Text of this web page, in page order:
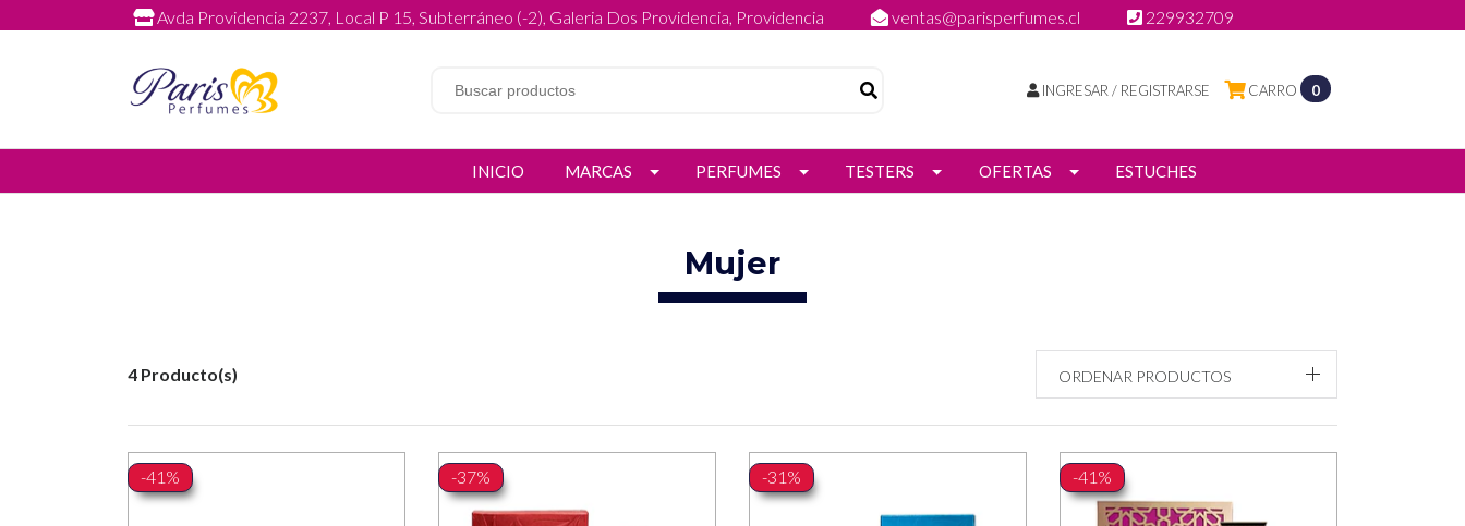
Avda Providencia 2237, Local P 15, Subterráneo (-2), Galeria Dos Providencia, Providencia ventas@parisperfumes.cl 229932709
CARRO 0
INGRESAR / REGISTRARSE
INICIO MARCAS PERFUMES TESTERS OFERTAS ESTUCHES
Mujer
4 Producto(s) ORDENAR PRODUCTOS
-41% -37% -31% -41%